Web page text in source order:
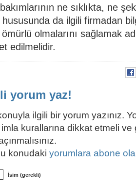
ne sıklıkta, ne
hususunda da ilgili firmadan
olmalarını sağlamak
edilmelidir.
yorum yaz!
ilgili bir yorum yazınız.
kurallarına dikkat etmeli
konudaki yorumlara abone
İsim (gerekli)